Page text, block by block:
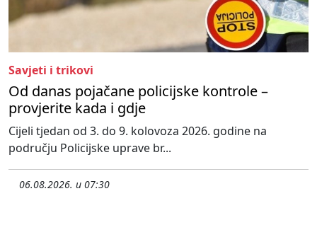
Savjeti i trikovi
Od danas pojačane policijske kontrole –
provjerite kada i gdje
Cijeli tjedan od 3. do 9. kolovoza 2026. godine na
području Policijske uprave br...
06.08.2026. u 07:30